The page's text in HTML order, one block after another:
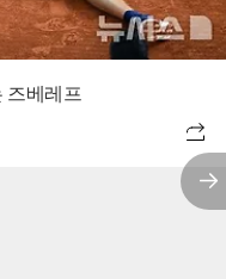
즈베레프